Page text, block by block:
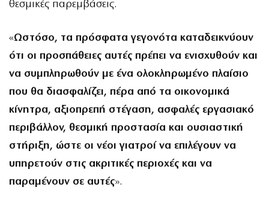
θεσμικές παρεμβάσεις.
«Ωστόσο, τα πρόσφατα γεγονότα καταδεικνύουν
ότι οι προσπάθειες αυτές πρέπει να ενισχυθούν και
να συμπληρωθούν με ένα ολοκληρωμένο πλαίσιο
που θα διασφαλίζει, πέρα από τα οικονομικά
κίνητρα, αξιοπρεπή στέγαση, ασφαλές εργασιακό
περιβάλλον, θεσμική προστασία και ουσιαστική
στήριξη, ώστε οι νέοι γιατροί να επιλέγουν να
υπηρετούν στις ακριτικές περιοχές και να
παραμένουν σε αυτές».